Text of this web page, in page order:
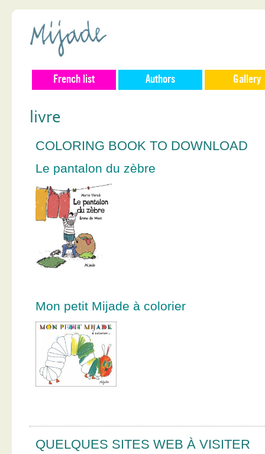
French list Authors Gallery
livre
COLORING BOOK TO DOWNLOAD
Le pantalon du zèbre
Mon petit Mijade à colorier
QUELQUES SITES WEB À VISITER